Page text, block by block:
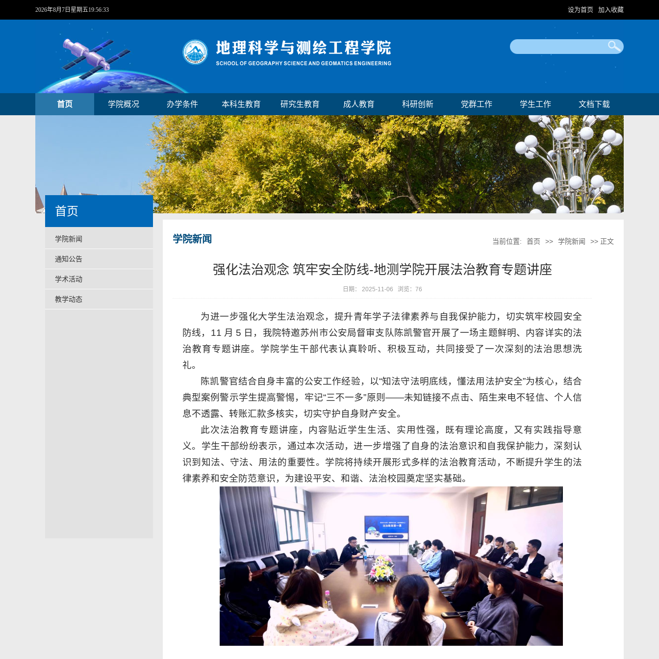
2026年8月7日星期五19:56:33 设为首页 加入收藏
首页 学院概况 办学条件 本科生教育 研究生教育 成人教育 科研创新 党群工作 学生工作 文档下载
首页
学院新闻
通知公告
学术活动
教学动态
学院新闻 当前位置: 首页 >> 学院新闻 >> 正文
强化法治观念 筑牢安全防线-地测学院开展法治教育专题讲座
日期： 2025-11-06 浏览： 76
为进一步强化大学生法治观念，提升青年学子法律素养与自我保护能力，切实筑牢校园安全
防线，11 月 5 日，我院特邀苏州市公安局督审支队陈凯警官开展了一场主题鲜明、内容详实的法
治教育专题讲座。学院学生干部代表认真聆听、积极互动，共同接受了一次深刻的法治思想洗
礼。
陈凯警官结合自身丰富的公安工作经验，以“知法守法明底线，懂法用法护安全”为核心，结合
典型案例警示学生提高警惕，牢记“三不一多”原则——未知链接不点击、陌生来电不轻信、个人信
息不透露、转账汇款多核实，切实守护自身财产安全。
此次法治教育专题讲座，内容贴近学生生活、实用性强，既有理论高度，又有实践指导意
义。学生干部纷纷表示，通过本次活动，进一步增强了自身的法治意识和自我保护能力，深刻认
识到知法、守法、用法的重要性。学院将持续开展形式多样的法治教育活动，不断提升学生的法
律素养和安全防范意识，为建设平安、和谐、法治校园奠定坚实基础。